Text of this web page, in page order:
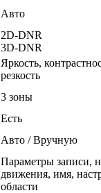
Авто
2D-DNR
3D-DNR
Яркость,
резкость
3 зоны
Есть
Авто / Вручную
Параметры записи,
движения, имя,
области